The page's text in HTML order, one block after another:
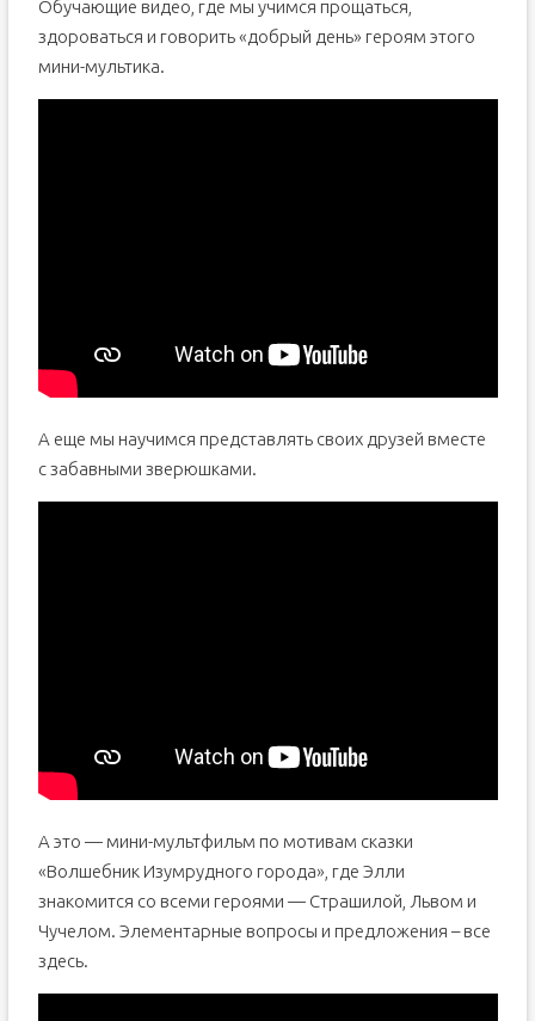
Обучающие видео, где мы учимся прощаться,
здороваться и говорить «добрый день» героям этого
мини-мультика.
А еще мы научимся представлять своих друзей вместе
с забавными зверюшками.
А это — мини-мультфильм по мотивам сказки
«Волшебник Изумрудного города», где Элли
знакомится со всеми героями — Страшилой, Львом и
Чучелом. Элементарные вопросы и предложения – все
здесь.